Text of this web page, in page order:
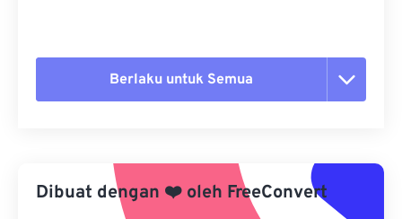
Berlaku untuk Semua
Terapkan dari Preset
Simpan sebagai Preset
Dibuat dengan ❤️ oleh FreeConvert